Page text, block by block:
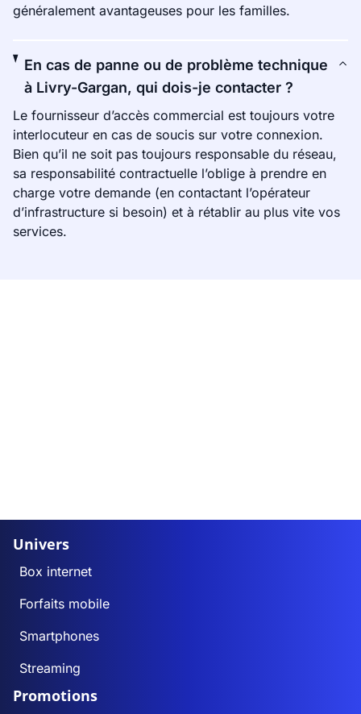
généralement avantageuses pour les familles.
En cas de panne ou de problème technique
à Livry-Gargan, qui dois-je contacter ?
Le fournisseur d’accès commercial est toujours votre
interlocuteur en cas de soucis sur votre connexion.
Bien qu’il ne soit pas toujours responsable du réseau,
sa responsabilité contractuelle l’oblige à prendre en
charge votre demande (en contactant l’opérateur
d’infrastructure si besoin) et à rétablir au plus vite vos
services.
Univers
Box internet
Forfaits mobile
Smartphones
Streaming
Promotions